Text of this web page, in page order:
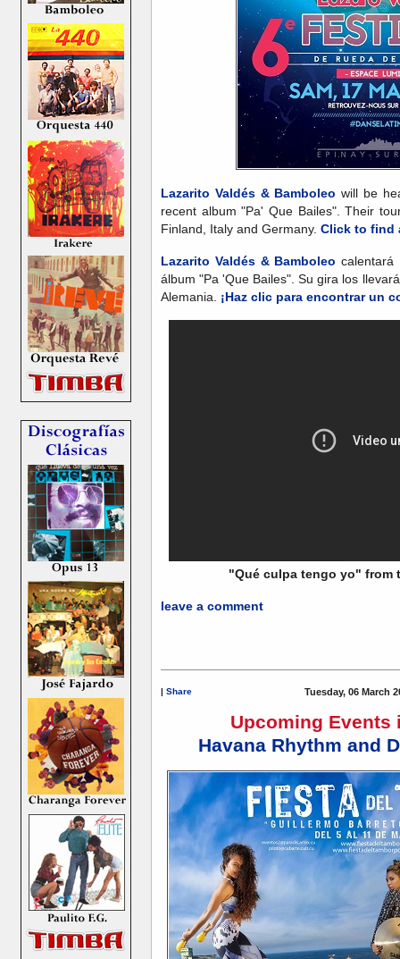
Lazarito Valdés & Bamboleo will be
recent album "Pa' Que Bailes". Their
Finland, Italy and Germany. Click to find
Lazarito Valdés & Bamboleo calentará
álbum "Pa 'Que Bailes". Su gira los
Alemania. ¡Haz clic para encontrar un
"Qué culpa tengo yo" from
leave a comment
| Share Tuesday, 06 March
Upcoming Events
Havana Rhythm and